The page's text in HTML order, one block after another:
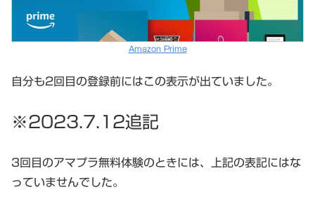
Amazon Prime
自分も2回目の登録前にはこの表示が出ていました。
※2023.7.12追記
3回目のアマプラ無料体験のときには、上記の表記にはな
っていませんでした。